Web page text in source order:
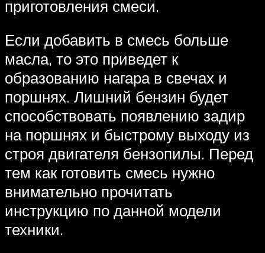
приготовления смеси.
Если добавить в смесь больше
масла, то это приведет к
образованию нагара в свечах и
поршнях. Лишний бензин будет
способствовать появлению задир
на поршнях и быстрому выходу из
строя двигателя бензопилы. Перед
тем как готовить смесь нужно
внимательно прочитать
инструкцию по данной модели
техники.